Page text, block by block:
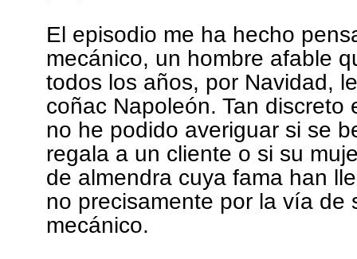
El episodio me ha hecho
mecánico, un hombre afable
todos los años, por Navidad,
coñac Napoleón. Tan
no he podido averiguar si se
regala a un cliente o si su
de almendra cuya fama han
no precisamente por la vía de
mecánico.